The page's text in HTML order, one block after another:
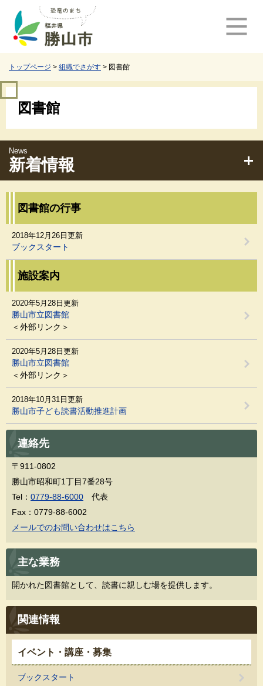
で
ば
文
へ
トップページ > 組織でさがす > 図書館
図書館
新着情報
図書館の行事
ブックスタート
2018年12月26日更新
施設案内
勝山市立図書館
＜外部リンク＞
2020年5月28日更新
勝山市立図書館
＜外部リンク＞
2020年5月28日更新
勝山市子ども読書活動推進計画
2018年10月31日更新
連絡先
〒911-0802
勝山市昭和町1丁目7番28号
Tel： 0779-88-6000
代表
Fax：0779-88-6002
メールでのお問い合わせはこちら
主な業務
開かれた図書館として、読書に親しむ場を提供します。
関連情報
イベント・講座・募集
ブックスタート